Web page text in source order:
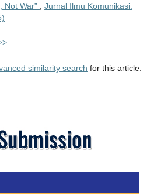
Not War”
Jurnal Ilmu Komunikasi:
similarity search for this article.